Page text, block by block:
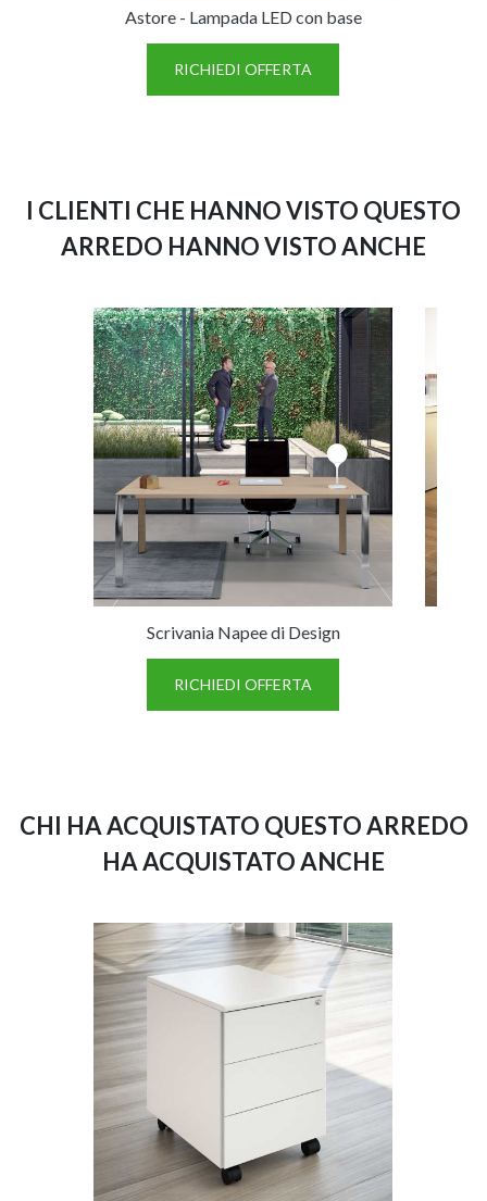
Astore - Lampada LED con base
RICHIEDI OFFERTA
I CLIENTI CHE HANNO VISTO QUESTO
ARREDO HANNO VISTO ANCHE
Scrivania Napee di Design
RICHIEDI OFFERTA
CHI HA ACQUISTATO QUESTO ARREDO
HA ACQUISTATO ANCHE